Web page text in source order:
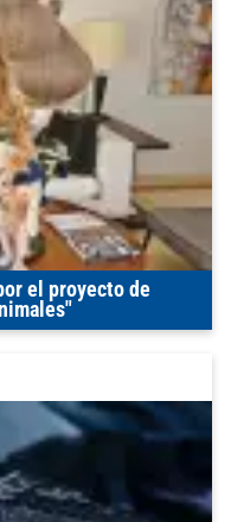
el proyecto de